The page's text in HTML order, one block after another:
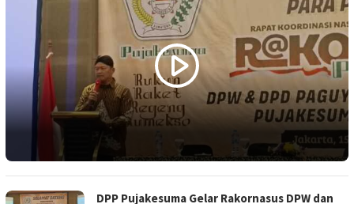
DPP Pujakesuma Gelar Rakornasus DPW dan